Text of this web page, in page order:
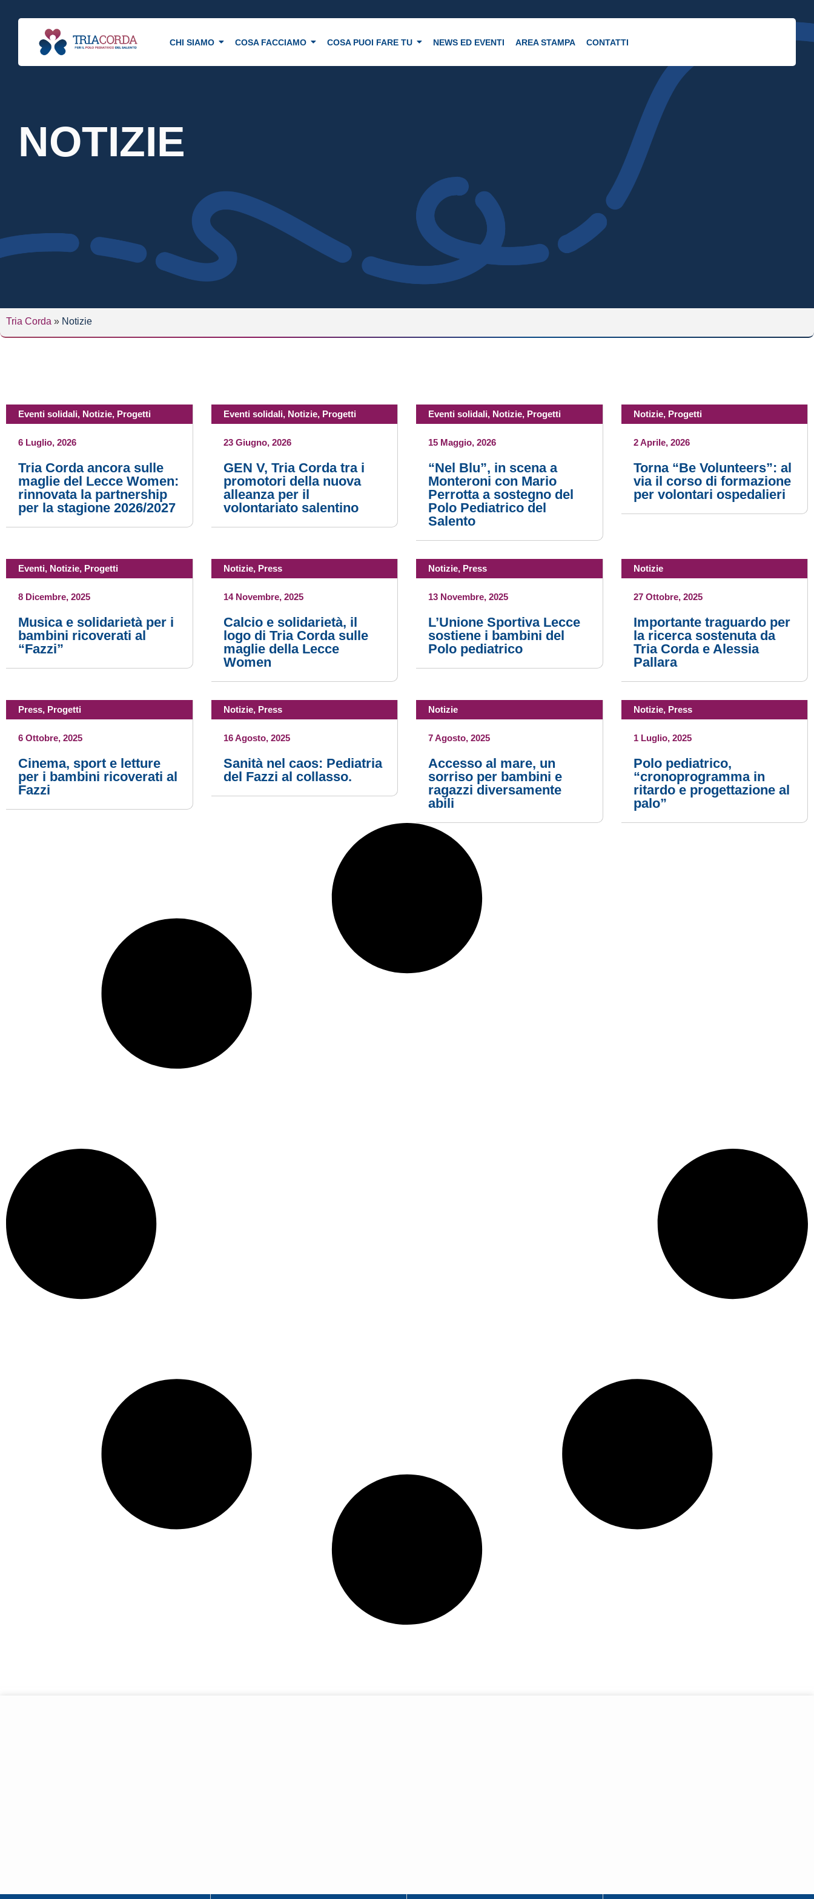
CHI SIAMO COSA FACCIAMO COSA PUOI FARE TU NEWS ED EVENTI AREA STAMPA CONTATTI
NOTIZIE
Tria Corda » Notizie
Eventi solidali, Notizie, Progetti
6 Luglio, 2026
Tria Corda ancora sulle
maglie del Lecce Women:
rinnovata la partnership
per la stagione 2026/2027
Eventi solidali, Notizie, Progetti
23 Giugno, 2026
GEN V, Tria Corda tra i
promotori della nuova
alleanza per il
volontariato salentino
Eventi solidali, Notizie, Progetti
15 Maggio, 2026
“Nel Blu”, in scena a
Monteroni con Mario
Perrotta a sostegno del
Polo Pediatrico del
Salento
Notizie, Progetti
2 Aprile, 2026
Torna “Be Volunteers”: al
via il corso di formazione
per volontari ospedalieri
Eventi, Notizie, Progetti
8 Dicembre, 2025
Musica e solidarietà per i
bambini ricoverati al
“Fazzi”
Notizie, Press
14 Novembre, 2025
Calcio e solidarietà, il
logo di Tria Corda sulle
maglie della Lecce
Women
Notizie, Press
13 Novembre, 2025
L’Unione Sportiva Lecce
sostiene i bambini del
Polo pediatrico
Notizie
27 Ottobre, 2025
Importante traguardo per
la ricerca sostenuta da
Tria Corda e Alessia
Pallara
Press, Progetti
6 Ottobre, 2025
Cinema, sport e letture
per i bambini ricoverati al
Fazzi
Notizie, Press
16 Agosto, 2025
Sanità nel caos: Pediatria
del Fazzi al collasso.
Notizie
7 Agosto, 2025
Accesso al mare, un
sorriso per bambini e
ragazzi diversamente
abili
Notizie, Press
1 Luglio, 2025
Polo pediatrico,
“cronoprogramma in
ritardo e progettazione al
palo”